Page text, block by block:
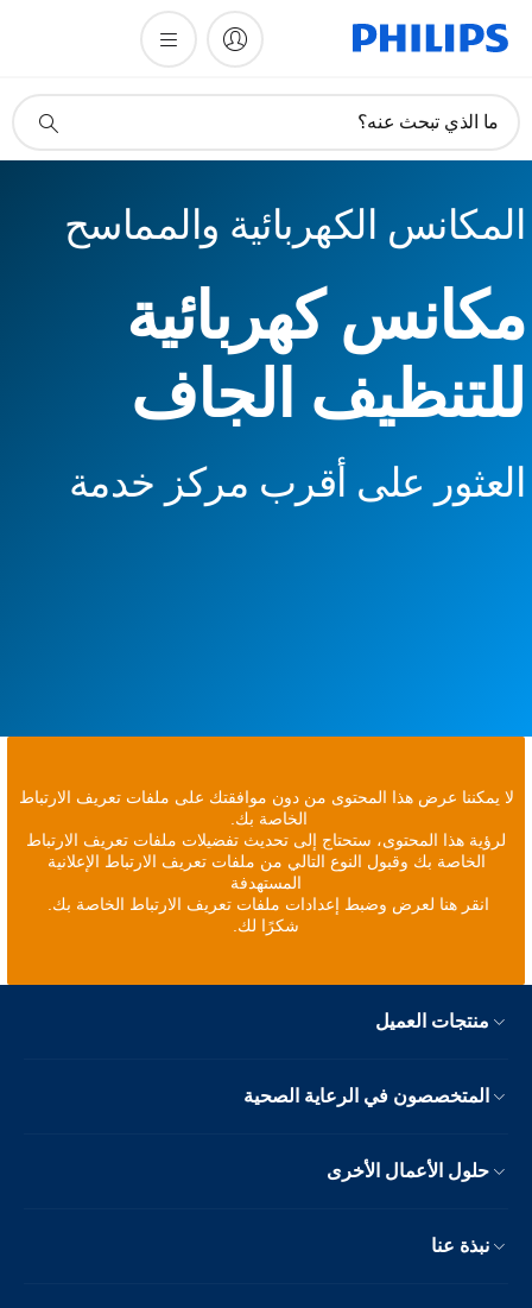
دعم
ما الذي تبحث عنه؟
المكانس الكهربائية والمماسح
مكانس كهربائية
للتنظيف الجاف
العثور على أقرب مركز خدمة
لا يمكننا عرض هذا المحتوى من دون موافقتك على ملفات تعريف الارتباط
الخاصة بك.
لرؤية هذا المحتوى، ستحتاج إلى تحديث تفضيلات ملفات تعريف الارتباط
الخاصة بك وقبول النوع التالي من ملفات تعريف الارتباط الإعلانية
المستهدفة
انقر هنا لعرض وضبط إعدادات ملفات تعريف الارتباط الخاصة بك.
شكرًا لك.
منتجات العميل
المتخصصون في الرعاية الصحية
حلول الأعمال الأخرى
نبذة عنا